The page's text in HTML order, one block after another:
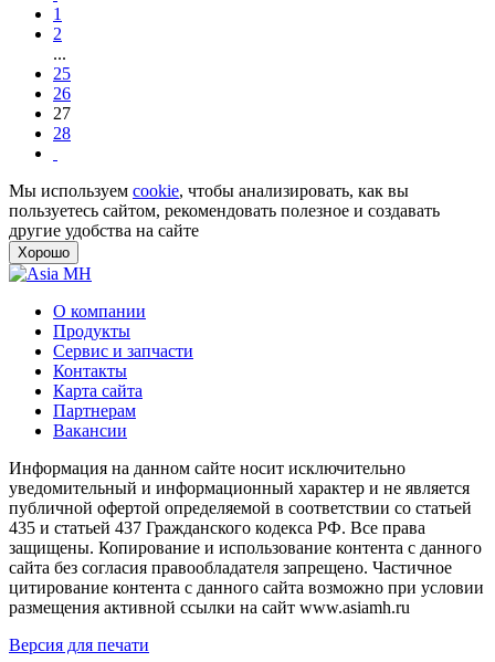
1
2
...
25
26
27
28
Мы используем cookie, чтобы анализировать, как вы
пользуетесь сайтом, рекомендовать полезное и создавать
другие удобства на сайте
Хорошо
О компании
Продукты
Сервис и запчасти
Контакты
Карта сайта
Партнерам
Вакансии
Информация на данном сайте носит исключительно
уведомительный и информационный характер и не является
публичной офертой определяемой в соответствии со статьей
435 и статьей 437 Гражданского кодекса РФ. Все права
защищены. Копирование и использование контента с данного
сайта без согласия правообладателя запрещено. Частичное
цитирование контента с данного сайта возможно при условии
размещения активной ссылки на сайт www.asiamh.ru
Версия для печати